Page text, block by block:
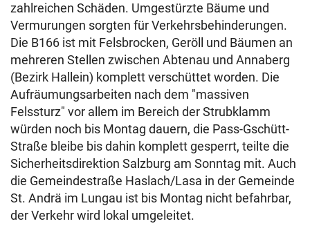
zahlreichen Schäden. Umgestürzte Bäume und
Vermurungen sorgten für Verkehrsbehinderungen.
Die B166 ist mit Felsbrocken, Geröll und Bäumen an
mehreren Stellen zwischen Abtenau und Annaberg
(Bezirk Hallein) komplett verschüttet worden. Die
Aufräumungsarbeiten nach dem "massiven
Felssturz" vor allem im Bereich der Strubklamm
würden noch bis Montag dauern, die Pass-Gschütt-
Straße bleibe bis dahin komplett gesperrt, teilte die
Sicherheitsdirektion Salzburg am Sonntag mit. Auch
die Gemeindestraße Haslach/Lasa in der Gemeinde
St. Andrä im Lungau ist bis Montag nicht befahrbar,
der Verkehr wird lokal umgeleitet.